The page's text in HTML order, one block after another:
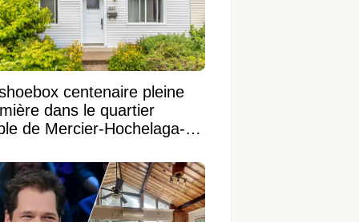
centenaire pleine
dans le quartier
de Mercier-Hochelaga-